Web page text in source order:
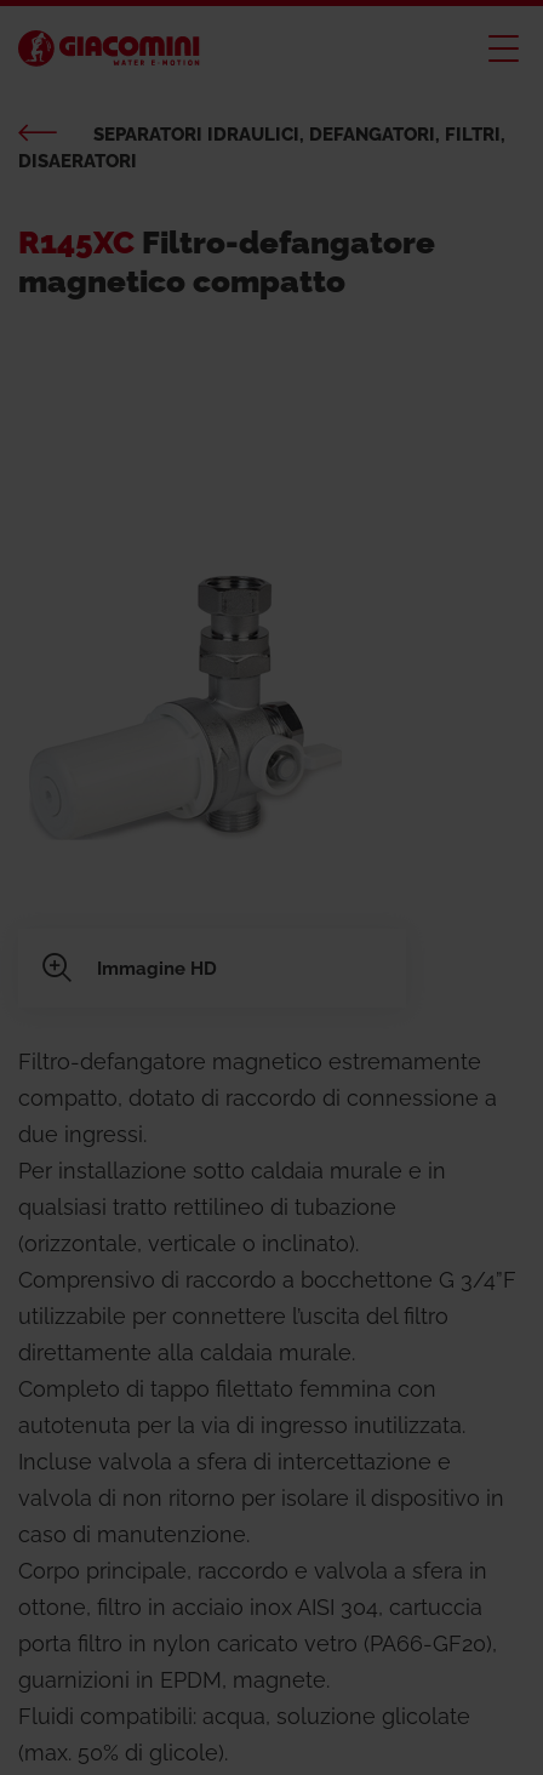
SEPARATORI IDRAULICI, DEFANGATORI, FILTRI,
DISAERATORI
R145XC Filtro-defangatore
magnetico compatto
Immagine HD
Filtro-defangatore magnetico estremamente
compatto, dotato di raccordo di connessione a
due ingressi.
Per installazione sotto caldaia murale e in
qualsiasi tratto rettilineo di tubazione
(orizzontale, verticale o inclinato).
Comprensivo di raccordo a bocchettone G 3/4”F
utilizzabile per connettere l’uscita del filtro
direttamente alla caldaia murale.
Completo di tappo filettato femmina con
autotenuta per la via di ingresso inutilizzata.
Incluse valvola a sfera di intercettazione e
valvola di non ritorno per isolare il dispositivo in
caso di manutenzione.
Corpo principale, raccordo e valvola a sfera in
ottone, filtro in acciaio inox AISI 304, cartuccia
porta filtro in nylon caricato vetro (PA66-GF20),
guarnizioni in EPDM, magnete.
Fluidi compatibili: acqua, soluzione glicolate
(max. 50% di glicole).